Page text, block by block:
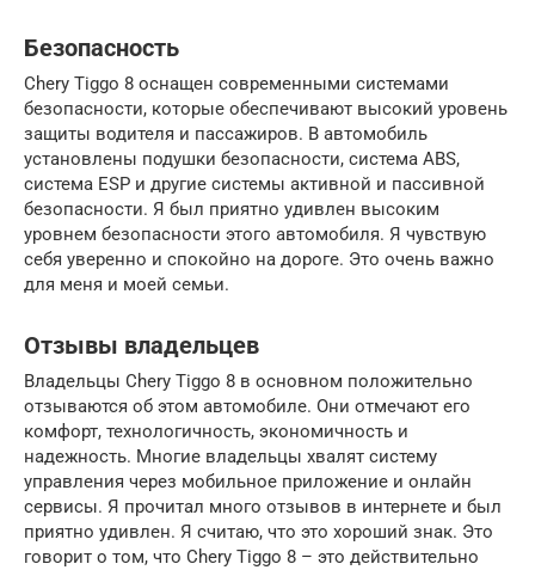
Безопасность
Chery Tiggo 8 оснащен современными системами
безопасности, которые обеспечивают высокий уровень
защиты водителя и пассажиров. В автомобиль
установлены подушки безопасности, система ABS,
система ESP и другие системы активной и пассивной
безопасности. Я был приятно удивлен высоким
уровнем безопасности этого автомобиля. Я чувствую
себя уверенно и спокойно на дороге. Это очень важно
для меня и моей семьи.
Отзывы владельцев
Владельцы Chery Tiggo 8 в основном положительно
отзываются об этом автомобиле. Они отмечают его
комфорт, технологичность, экономичность и
надежность. Многие владельцы хвалят систему
управления через мобильное приложение и онлайн
сервисы. Я прочитал много отзывов в интернете и был
приятно удивлен. Я считаю, что это хороший знак. Это
говорит о том, что Chery Tiggo 8 – это действительно